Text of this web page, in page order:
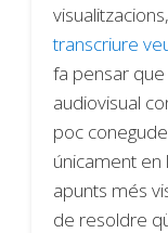
transcriure
fa pensar
audiovisual
poc
únicament en
apunts més
de resoldre